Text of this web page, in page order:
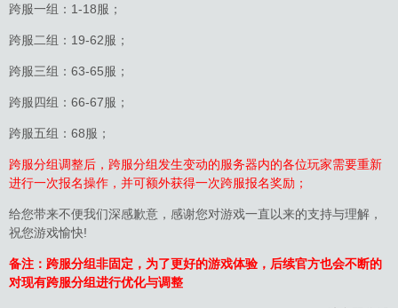
跨服一组：1-18服；
跨服二组：19-62服；
跨服三组：63-65服；
跨服四组：66-67服；
跨服五组：68服；
跨服分组调整后，跨服分组发生变动的服务器内的各位玩家需要重新
进行一次报名操作，并可额外获得一次跨服报名奖励；
给您带来不便我们深感歉意，感谢您对游戏一直以来的支持与理解，
祝您游戏愉快!
备注：跨服分组非固定，为了更好的游戏体验，后续官方也会不断的
对现有跨服分组进行优化与调整